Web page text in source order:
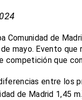
Comunidad de
mayo. Evento que
competición que
entre los
de Madrid 1,45